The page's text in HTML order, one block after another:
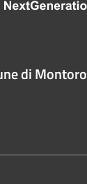
di Montoro